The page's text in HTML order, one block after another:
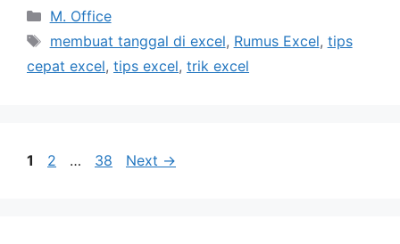
Categories
M. Office
Tags
membuat tanggal di excel, Rumus Excel, tips
cepat excel, tips excel, trik excel
Page
1 Page
2 … Page
38 Next →